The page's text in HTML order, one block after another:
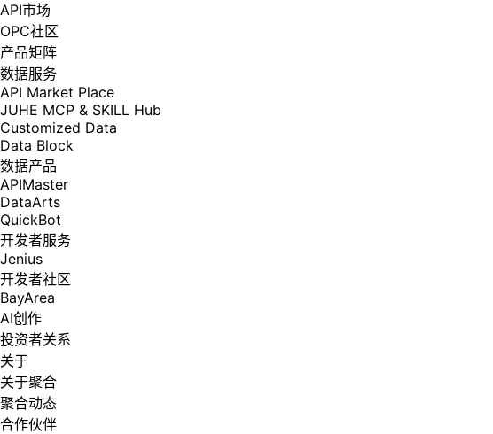
API市场
OPC社区
产品矩阵
数据服务
API Market Place
JUHE MCP & SKILL Hub
Customized Data
Data Block
数据产品
APIMaster
DataArts
QuickBot
开发者服务
Jenius
开发者社区
BayArea
AI创作
投资者关系
关于
关于聚合
聚合动态
合作伙伴